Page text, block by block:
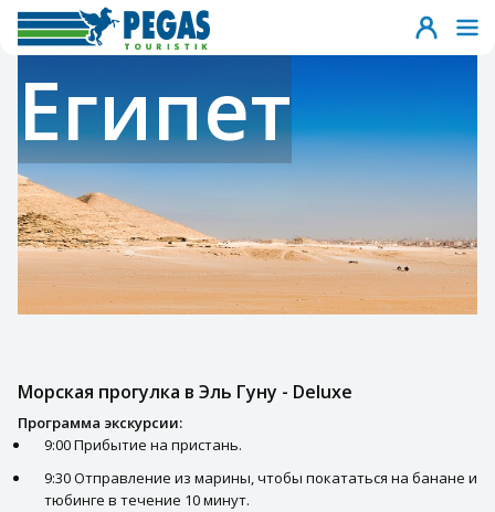
Египет
Морская прогулка в Эль Гуну - Deluxe
Программа экскурсии:
9:00 Прибытие на пристань.
9:30 Отправление из марины, чтобы покататься на банане и
тюбинге в течение 10 минут.